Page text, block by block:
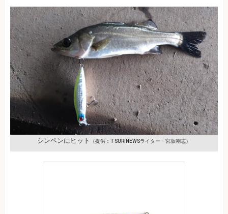
シンペンにヒット （提供：TSURINEWSライター・宮坂剛志）